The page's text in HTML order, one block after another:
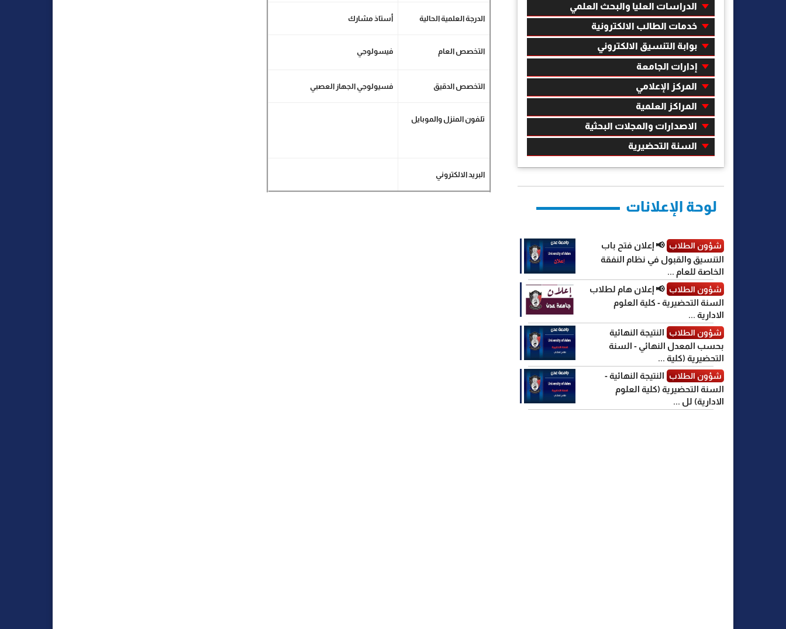
الدرجة العلمية الحالية أستاذ مشارك
التخصص العام فيسولوجي
التخصص الدقيق فسيولوجي الجهاز العصبي
تلفون المنزل والموبايل
البريد الالكتروني
الدراسات العليا والبحث العلمي
خدمات الطالب الالكترونية
بوابة التنسيق الالكتروني
إدارات الجامعة
المركز الإعلامي
المراكز العلمية
الاصدارات والمجلات البحثية
السنة التحضيرية
لوحة الإعلانات
شؤون الطلاب 📢 إعلان فتح باب
التنسيق والقبول في نظام النفقة
الخاصة للعام ...
شؤون الطلاب 📢 إعلان هام لطلاب
السنة التحضيرية - كلية العلوم
الادارية ...
شؤون الطلاب
النتيجة النهائية
بحسب المعدل النهائي - السنة
التحضيرية (كلية ...
شؤون الطلاب
النتيجة النهائية -
السنة التحضيرية (كلية العلوم
الادارية) لل ...